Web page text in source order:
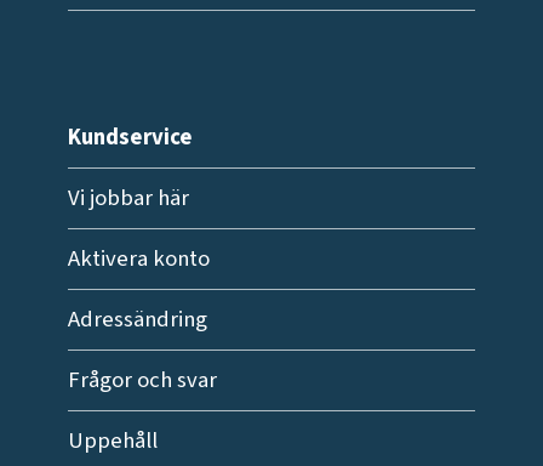
Kundservice
Vi jobbar här
Aktivera konto
Adressändring
Frågor och svar
Uppehåll